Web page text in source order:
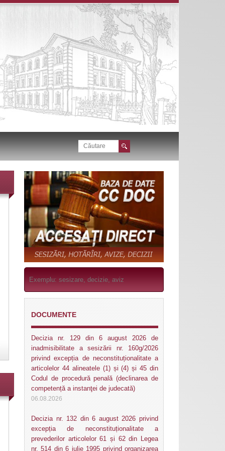
DOCUMENTE
Decizia nr. 129 din 6 august 2026 de
inadmisibilitate a sesizării nr. 160g/2026
privind excepția de neconstituționalitate a
articolelor 44 alineatele (1) și (4) și 45 din
Codul de procedură penală (declinarea de
competență a instanţei de judecată)
06.08.2026
Decizia nr. 132 din 6 august 2026 privind
excepția de neconstituționalitate a
prevederilor articolelor 61 și 62 din Legea
nr. 514 din 6 iulie 1995 privind organizarea